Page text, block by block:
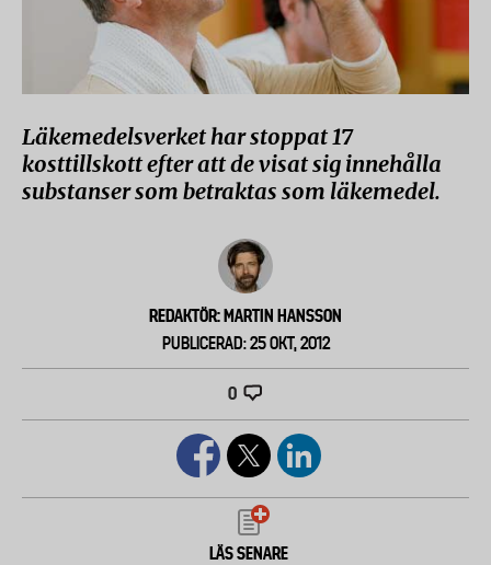
Läkemedelsverket har stoppat 17
kosttillskott efter att de visat sig innehålla
substanser som betraktas som läkemedel.
REDAKTÖR: MARTIN HANSSON
PUBLICERAD: 25 OKT, 2012
0
LÄS SENARE